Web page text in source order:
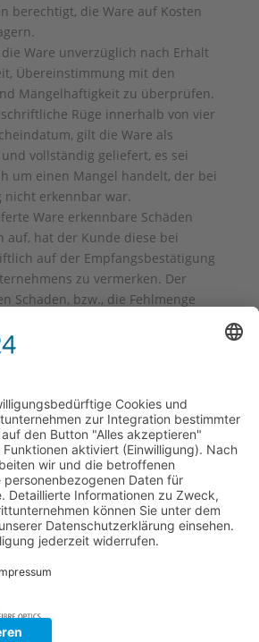
berechtigt, die Ware auf Kosten
Ware unverzüglich nach Erhalt
Übereinstimmung mit den
Mängelhaftigkeit zu überprüfen.
Rüge innerhalb von vier
gilt die Ware als
vollständig geliefert, es sei
um einen Mangel handelt, der bei
erkennbar war.
Ware erkennbare Schäden
auf, hat der Kunde diese bei
auf der Empfangsbestätigung
zu vermerken. Der
Schaden, bzw., die Fehlmenge
unverzüglich eine
die erst nach dem Auspacken der
müssen TECOWIN
schriftlich (bei TECOWIN
werden.
GmbH |Impressum| Datenschutz
|AGB|Gewährleistung| RMA